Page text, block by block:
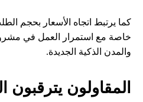
كما يرتبط اتجاه الأسعار بحجم
خاصة مع استمرار العمل في
والمدن الذكية الجديدة.
المقاولون يترقبون